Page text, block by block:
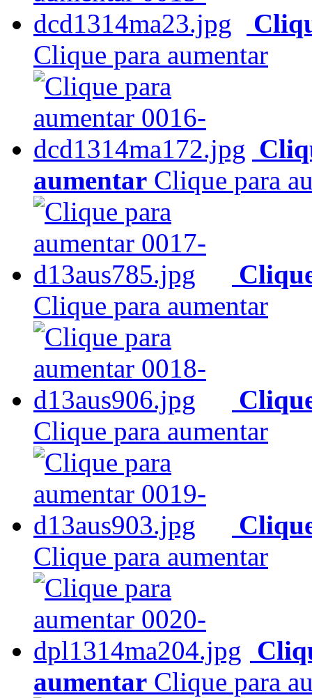
Clique para aumentar
aumentar Clique para
Clique para aumentar
Clique para aumentar
Clique para aumentar
aumentar Clique para